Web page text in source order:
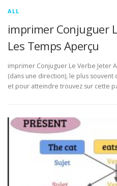
ALL
imprimer Conjuguer
Les Temps Aperçu
imprimer Conjuguer Le Verbe Jeter
(dans une direction), le plus
et pour atteindre trouvez sur cette